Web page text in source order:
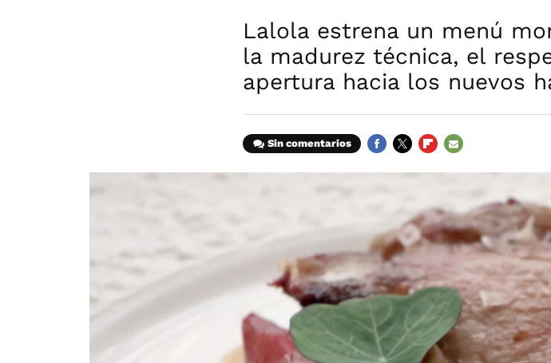
Lalola estrena un menú
la madurez técnica, el
apertura hacia los nuevos
Sin comentarios